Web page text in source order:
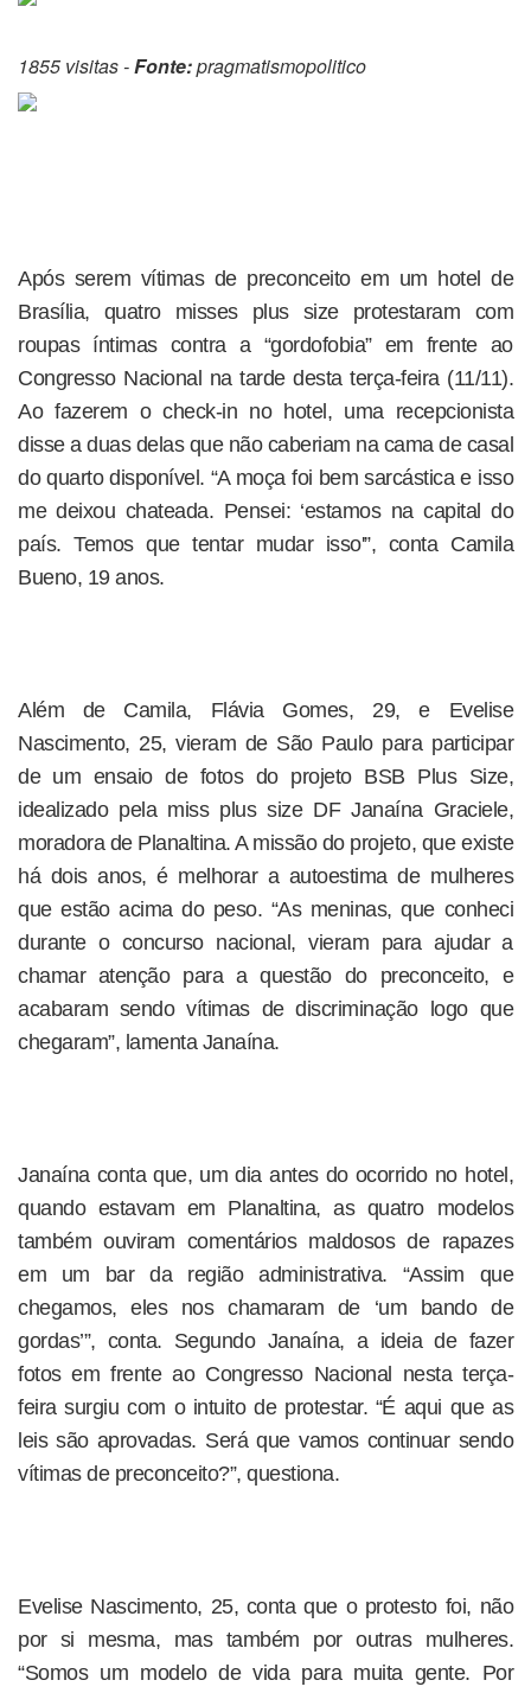
1855 visitas -Fonte:pragmatismopolitico
Após serem vítimas de preconceito em um hotel de
Brasília, quatro misses plus size protestaram com
roupas íntimas contra a “gordofobia” em frente ao
Congresso Nacional na tarde desta terça-feira (11/11).
Ao fazerem o check-in no hotel, uma recepcionista
disse a duas delas que não caberiam na cama de casal
do quarto disponível. “A moça foi bem sarcástica e isso
me deixou chateada. Pensei: ‘estamos na capital do
país. Temos que tentar mudar isso'”, conta Camila
Bueno, 19 anos.
Além de Camila, Flávia Gomes, 29, e Evelise
Nascimento, 25, vieram de São Paulo para participar
de um ensaio de fotos do projeto BSB Plus Size,
idealizado pela miss plus size DF Janaína Graciele,
moradora de Planaltina. A missão do projeto, que existe
há dois anos, é melhorar a autoestima de mulheres
que estão acima do peso. “As meninas, que conheci
durante o concurso nacional, vieram para ajudar a
chamar atenção para a questão do preconceito, e
acabaram sendo vítimas de discriminação logo que
chegaram”, lamenta Janaína.
Janaína conta que, um dia antes do ocorrido no hotel,
quando estavam em Planaltina, as quatro modelos
também ouviram comentários maldosos de rapazes
em um bar da região administrativa. “Assim que
chegamos, eles nos chamaram de ‘um bando de
gordas’”, conta. Segundo Janaína, a ideia de fazer
fotos em frente ao Congresso Nacional nesta terça-
feira surgiu com o intuito de protestar. “É aqui que as
leis são aprovadas. Será que vamos continuar sendo
vítimas de preconceito?”, questiona.
Evelise Nascimento, 25, conta que o protesto foi, não
por si mesma, mas também por outras mulheres.
“Somos um modelo de vida para muita gente. Por